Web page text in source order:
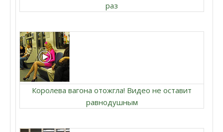
раз
Королева вагона отожгла! Видео не оставит
равнодушным